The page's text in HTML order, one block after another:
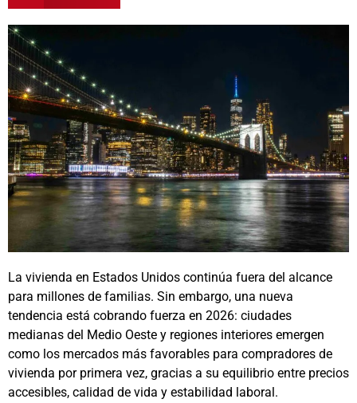
La vivienda en Estados Unidos continúa fuera del alcance
para millones de familias. Sin embargo, una nueva
tendencia está cobrando fuerza en 2026: ciudades
medianas del Medio Oeste y regiones interiores emergen
como los mercados más favorables para compradores de
vivienda por primera vez, gracias a su equilibrio entre precios
accesibles, calidad de vida y estabilidad laboral.